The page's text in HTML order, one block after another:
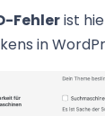
Fehlerist
in